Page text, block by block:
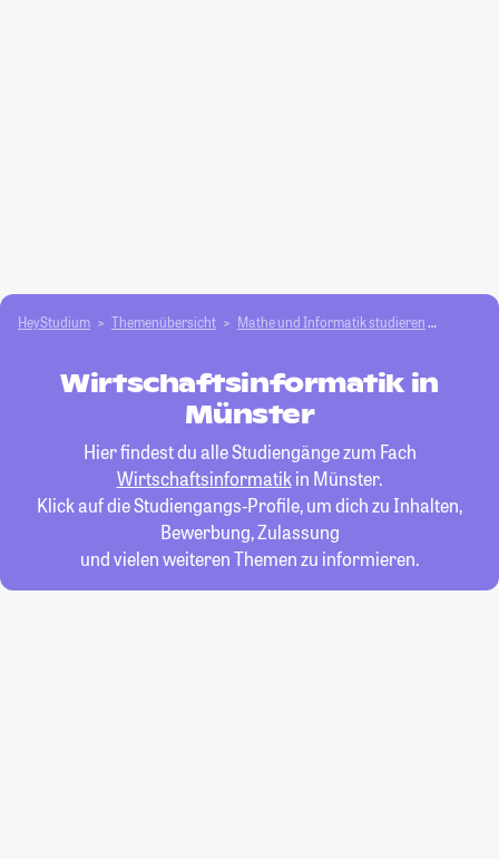
HeyStudium Themenübersicht Mathe und Informatik studieren
Wirtschaftsinformatik in
Münster
Hier findest du alle Studiengänge zum Fach
Wirtschaftsinformatikin Münster.
Klick auf die Studiengangs-Profile, um dich zu Inhalten,
Bewerbung, Zulassung
und vielen weiteren Themen zu informieren.